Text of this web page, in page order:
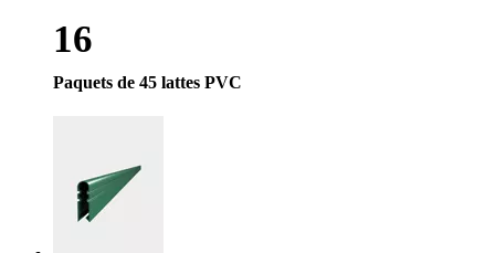
16
Paquets de 45 lattes PVC